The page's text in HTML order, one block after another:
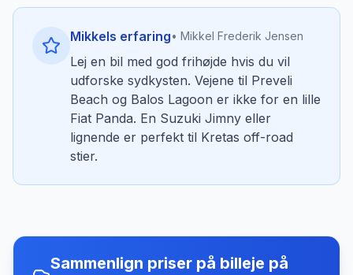
Mikkels erfaring• Mikkel Frederik Jensen
Lej en bil med god frihøjde hvis du vil
udforske sydkysten. Vejene til Preveli
Beach og Balos Lagoon er ikke for en lille
Fiat Panda. En Suzuki Jimny eller
lignende er perfekt til Kretas off-road
stier.
Sammenlign priser på billeje på